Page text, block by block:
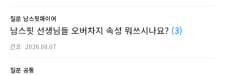
질문 남스핏파이어
남스핏 선생님들 오버차지 속성 뭐쓰시나요? (3)
칸코 2026.08.07
질문 공통